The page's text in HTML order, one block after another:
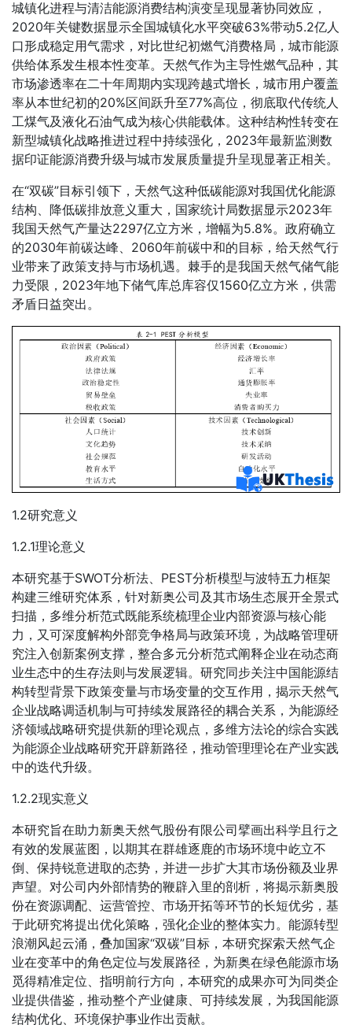
城镇化进程与清洁能源消费结构演变呈现显著协同效应，
2020年关键数据显示全国城镇化水平突破63%带动5.2亿人
口形成稳定用气需求，对比世纪初燃气消费格局，城市能源
供给体系发生根本性变革。天然气作为主导性燃气品种，其
市场渗透率在二十年周期内实现跨越式增长，城市用户覆盖
率从本世纪初的20%区间跃升至77%高位，彻底取代传统人
工煤气及液化石油气成为核心供能载体。这种结构性转变在
新型城镇化战略推进过程中持续强化，2023年最新监测数
据印证能源消费升级与城市发展质量提升呈现显著正相关。
在“双碳”目标引领下，天然气这种低碳能源对我国优化能源
结构、降低碳排放意义重大，国家统计局数据显示2023年
我国天然气产量达2297亿立方米，增幅为5.8%。政府确立
的2030年前碳达峰、2060年前碳中和的目标，给天然气行
业带来了政策支持与市场机遇。棘手的是我国天然气储气能
力受限，2023年地下储气库总库容仅1560亿立方米，供需
矛盾日益突出。
1.2研究意义
1.2.1理论意义
本研究基于SWOT分析法、PEST分析模型与波特五力框架
构建三维研究体系，针对新奥公司及其市场生态展开全景式
扫描，多维分析范式既能系统梳理企业内部资源与核心能
力，又可深度解构外部竞争格局与政策环境，为战略管理研
究注入创新案例支撑，整合多元分析范式阐释企业在动态商
业生态中的生存法则与发展逻辑。研究同步关注中国能源结
构转型背景下政策变量与市场变量的交互作用，揭示天然气
企业战略调适机制与可持续发展路径的耦合关系，为能源经
济领域战略研究提供新的理论观点，多维方法论的综合实践
为能源企业战略研究开辟新路径，推动管理理论在产业实践
中的迭代升级。
1.2.2现实意义
本研究旨在助力新奥天然气股份有限公司擘画出科学且行之
有效的发展蓝图，以期其在群雄逐鹿的市场环境中屹立不
倒、保持锐意进取的态势，并进一步扩大其市场份额及业界
声望。对公司内外部情势的鞭辟入里的剖析，将揭示新奥股
份在资源调配、运营管控、市场开拓等环节的长短优劣，基
于此研究将提出优化策略，强化企业的整体实力。能源转型
浪潮风起云涌，叠加国家“双碳”目标，本研究探索天然气企
业在变革中的角色定位与发展路径，为新奥在绿色能源市场
觅得精准定位、指明前行方向，本研究的成果亦可为同类企
业提供借鉴，推动整个产业健康、可持续发展，为我国能源
结构优化、环境保护事业作出贡献。